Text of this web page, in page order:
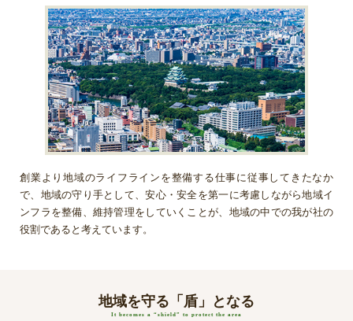
創業より地域のライフラインを整備する仕事に従事してきたなか
で、地域の守り手として、安心・安全を第一に考慮しながら地域イ
ンフラを整備、維持管理をしていくことが、地域の中での我が社の
役割であると考えています。
地域を守る「盾」となる
It becomes a “shield” to protect the area